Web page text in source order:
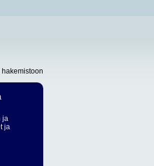
ja
ja